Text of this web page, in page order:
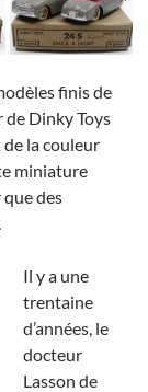
finis de
de Dinky Toys
de la couleur
miniature
des
Il y a une
trentaine
d’années, le
docteur
Lasson de